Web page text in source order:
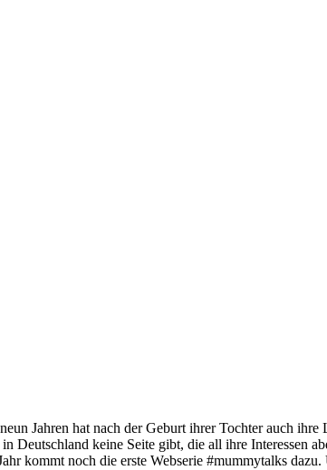
Jahren hat nach der Geburt ihrer Tochter auch
keine Seite gibt, die all ihre Interessen
noch die erste Webserie #mummytalks dazu.